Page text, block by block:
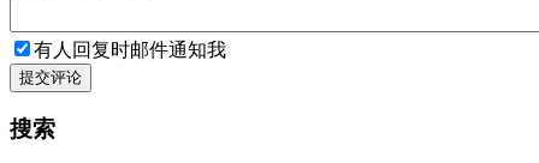
有人回复时邮件通知我
提交评论
搜索